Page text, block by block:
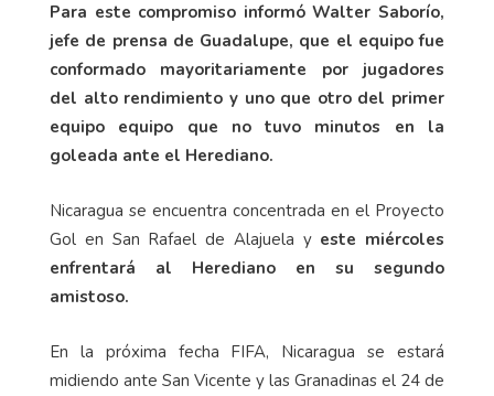
Para este compromiso informó Walter Saborío,
jefe de prensa de Guadalupe, que el equipo fue
conformado mayoritariamente por jugadores
del alto rendimiento y uno que otro del primer
equipo equipo que no tuvo minutos en la
goleada ante el Herediano.
Nicaragua se encuentra concentrada en el Proyecto
Gol en San Rafael de Alajuela y este miércoles
enfrentará al Herediano en su segundo
amistoso.
En la próxima fecha FIFA, Nicaragua se estará
midiendo ante San Vicente y las Granadinas el 24 de